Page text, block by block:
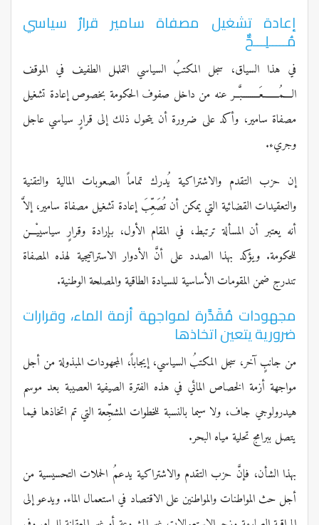
إعادة تشغيل مصفاة سامير قرارٌ سياسي
مُـــــلِـــحٌّ
في هذا السياق، سجل المكتبُ السياسي التململ الطفيف في الموقف
الــــمُـــــــعَــــــــبَّــر عنه من داخل صفوف الحكومة بخصوص إعادة تشغيل
مصفاة سامير، وأكد على ضرورة أن يتحول ذلك إلى قرارٍ سياسي عاجل
وجريء.
إن حزب التقدم والاشتراكية يُدرك تماماً الصعوبات المالية والتقنية
والتعقيدات القضائية التي يمكن أن تُصَعِّبَ إعادة تشغيل مصفاة سامير، إلاَّ
أنه يعتبر أن المسألة ترتبط، في المقام الأول، بإرادة وقرارٍ سياسييْـــن
للحكومة. ويؤكد بهذا الصدد على أنَّ الأدوار الاستراتيجية لهذه المصفاة
تندرج ضمن المقومات الأساسية للسيادة الطاقية والمصلحة الوطنية.
مجهودات مُقَدَّرة لمواجهة أزمة الماء، وقرارات
ضرورية يتعين اتخاذها
من جانبٍ آخر، سجل المكتبُ السياسي، إيجاباً، المجهودات المبذولة من أجل
مواجهة أزمة الخصاص المائي في هذه الفترة الصيفية العصيبة بعد موسم
هيدرولوجي جاف، ولا سيما بالنسبة للخطوات المشجِّعة التي تم اتخاذها فيما
يتصل ببرامج تحلية مياه البحر.
بهذا الشأن، فإنَّ حزب التقدم والاشتراكية يدعمُ الحملات التحسيسية من
أجل حث المواطنات والمواطنين على الاقتصاد في استعمال الماء. ويدعو إلى